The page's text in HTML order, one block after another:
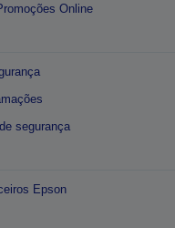
Online
segurança
Epson